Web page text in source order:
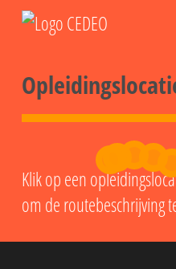
Klik op een
om de routebeschrijving